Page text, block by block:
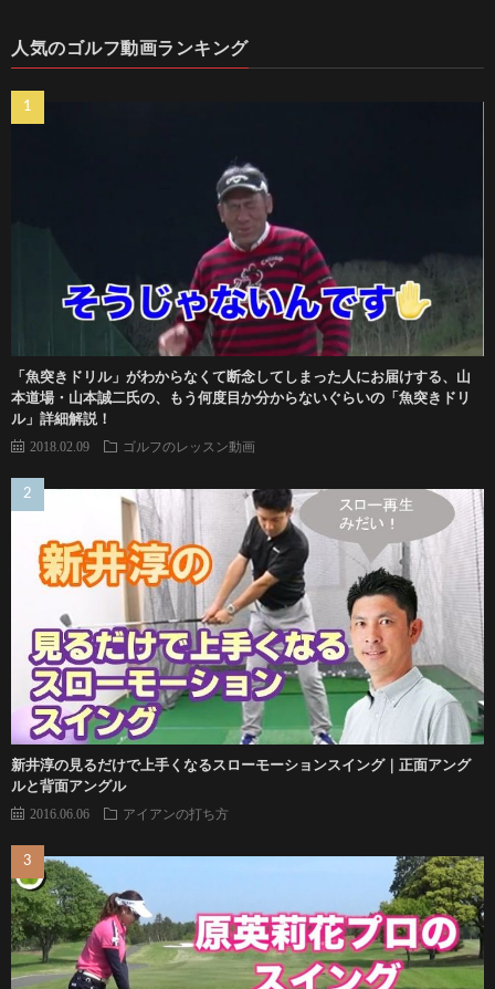
人気のゴルフ動画ランキング
「魚突きドリル」がわからなくて断念してしまった人にお届けする、山
本道場・山本誠二氏の、もう何度目か分からないぐらいの「魚突きドリ
ル」詳細解説！
2018.02.09 ゴルフのレッスン動画
新井淳の見るだけで上手くなるスローモーションスイング｜正面アング
ルと背面アングル
2016.06.06 アイアンの打ち方